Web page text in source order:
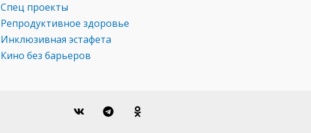
Спец проекты
Репродуктивное здоровье
Инклюзивная эстафета
Кино без барьеров